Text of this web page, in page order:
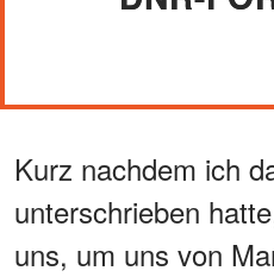
Kurz nachdem ich
unterschrieben
uns, um uns von